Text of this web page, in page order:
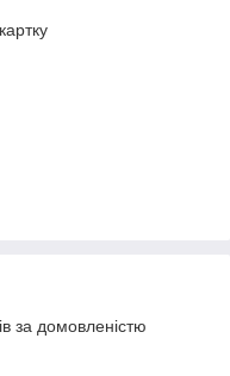
за домовленістю